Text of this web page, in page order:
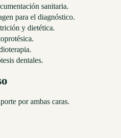
sanitaria.
para el diagnóstico.
y dietética.
dentales.
por ambas caras.